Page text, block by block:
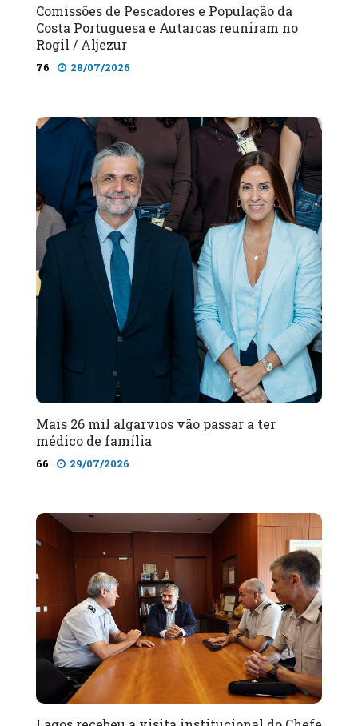
Comissões de Pescadores e População da
Costa Portuguesa e Autarcas reuniram no
Rogil / Aljezur
76 28/07/2026
Mais 26 mil algarvios vão passar a ter
médico de família
66 29/07/2026